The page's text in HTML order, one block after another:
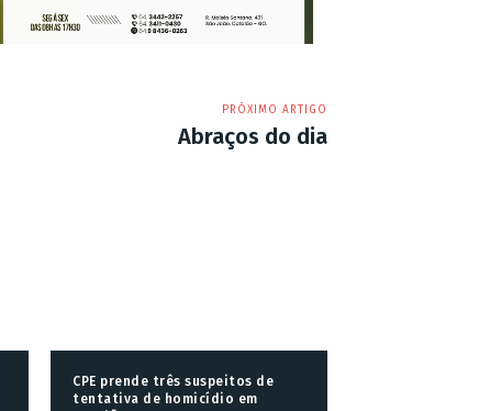
PRÓXIMO ARTIGO
Abraços do dia
CPE prende três suspeitos de
tentativa de homicídio em